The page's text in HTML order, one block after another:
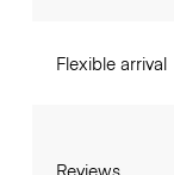
Flexible arrival
Reviews